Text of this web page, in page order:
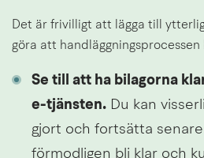
Det är frivilligt att lägga till
göra att
Se till att ha bilagorna
e-tjänsten. Du kan
gjort och fortsätta
förmodligen bli klar och